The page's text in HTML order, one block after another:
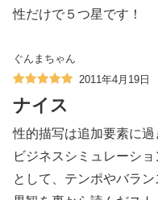
性だけで５つ星です！
ぐんまちゃん
2011年4月19日
ナイス
性的描写は追加要素に
ビジネスシミュレーシ
として、テンポやバラ